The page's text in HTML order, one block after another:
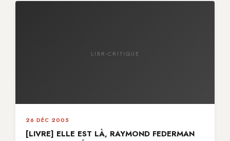
LIBR-CRITIQUE
26 DÉC 2005
[LIVRE] ELLE EST LÀ, RAYMOND FEDERMAN